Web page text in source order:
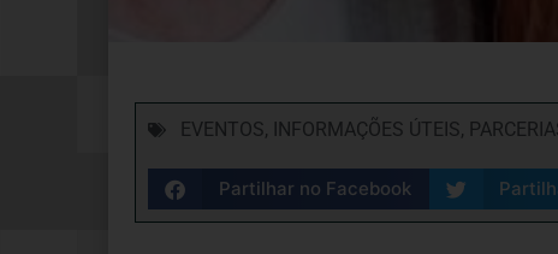
EVENTOS, INFORMAÇÕES ÚTEIS,
Partilhar no Facebook